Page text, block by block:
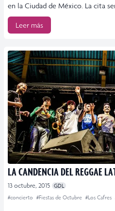
en la Ciudad de México. La cita
Leer más
LA CANDENCIA DEL REGGAE
13 octubre, 2015 GDL
#concierto #Fiestas de Octubre #Los Cafres